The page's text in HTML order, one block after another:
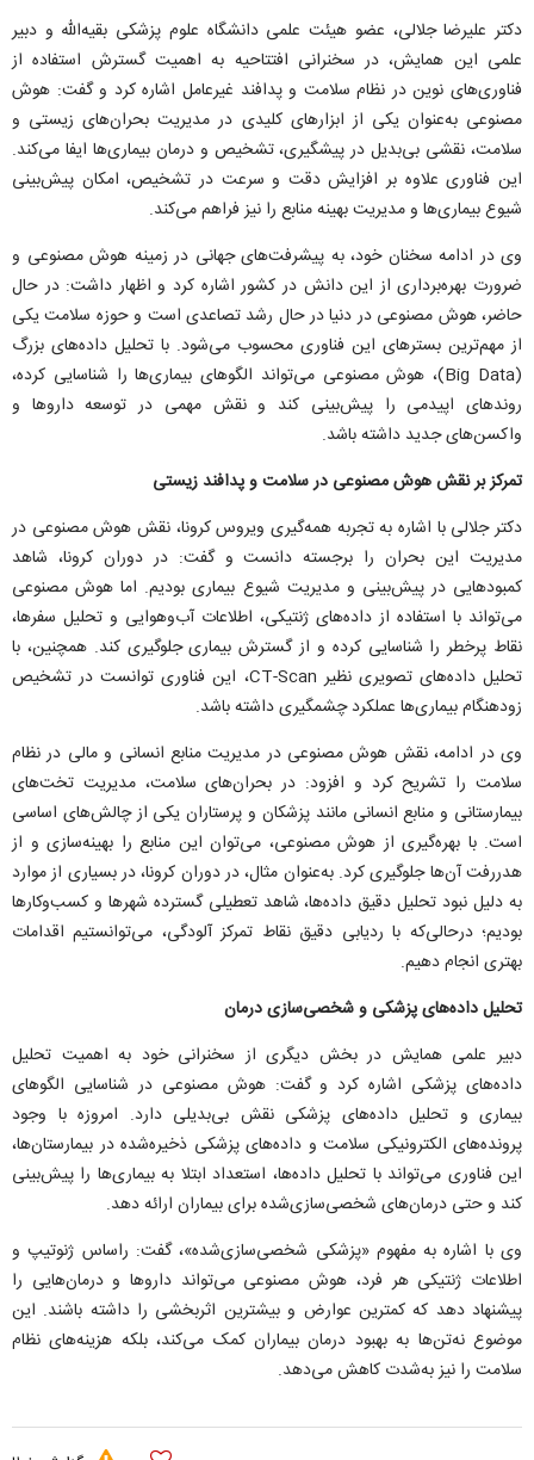
دکتر علیرضا جلالی، عضو هیئت علمی دانشگاه علوم پزشکی بقیه‌الله و دبیر
علمی این همایش، در سخنرانی افتتاحیه به اهمیت گسترش استفاده از
فناوری‌های نوین در نظام سلامت و پدافند غیرعامل اشاره کرد و گفت: هوش
مصنوعی به‌عنوان یکی از ابزار‌های کلیدی در مدیریت بحران‌های زیستی و
سلامت، نقشی بی‌بدیل در پیشگیری، تشخیص و درمان بیماری‌ها ایفا می‌کند.
این فناوری علاوه بر افزایش دقت و سرعت در تشخیص، امکان پیش‌بینی
شیوع بیماری‌ها و مدیریت بهینه منابع را نیز فراهم می‌کند.
وی در ادامه سخنان خود، به پیشرفت‌های جهانی در زمینه هوش مصنوعی و
ضرورت بهره‌برداری از این دانش در کشور اشاره کرد و اظهار داشت: در حال
حاضر، هوش مصنوعی در دنیا در حال رشد تصاعدی است و حوزه سلامت یکی
از مهم‌ترین بستر‌های این فناوری محسوب می‌شود. با تحلیل داده‌های بزرگ
(Big Data)، هوش مصنوعی می‌تواند الگو‌های بیماری‌ها را شناسایی کرده،
روند‌های اپیدمی را پیش‌بینی کند و نقش مهمی در توسعه دارو‌ها و
واکسن‌های جدید داشته باشد.
تمرکز بر نقش هوش مصنوعی در سلامت و پدافند زیستی
دکتر جلالی با اشاره به تجربه همه‌گیری ویروس کرونا، نقش هوش مصنوعی در
مدیریت این بحران را برجسته دانست و گفت: در دوران کرونا، شاهد
کمبود‌هایی در پیش‌بینی و مدیریت شیوع بیماری بودیم. اما هوش مصنوعی
می‌تواند با استفاده از داده‌های ژنتیکی، اطلاعات آب‌وهوایی و تحلیل سفرها،
نقاط پرخطر را شناسایی کرده و از گسترش بیماری جلوگیری کند. همچنین، با
تحلیل داده‌های تصویری نظیر CT-Scan، این فناوری توانست در تشخیص
زودهنگام بیماری‌ها عملکرد چشمگیری داشته باشد.
وی در ادامه، نقش هوش مصنوعی در مدیریت منابع انسانی و مالی در نظام
سلامت را تشریح کرد و افزود: در بحران‌های سلامت، مدیریت تخت‌های
بیمارستانی و منابع انسانی مانند پزشکان و پرستاران یکی از چالش‌های اساسی
است. با بهره‌گیری از هوش مصنوعی، می‌توان این منابع را بهینه‌سازی و از
هدررفت آن‌ها جلوگیری کرد. به‌عنوان مثال، در دوران کرونا، در بسیاری از موارد
به دلیل نبود تحلیل دقیق داده‌ها، شاهد تعطیلی گسترده شهر‌ها و کسب‌وکار‌ها
بودیم؛ درحالی‌که با ردیابی دقیق نقاط تمرکز آلودگی، می‌توانستیم اقدامات
بهتری انجام دهیم.
تحلیل داده‌های پزشکی و شخصی‌سازی درمان
دبیر علمی همایش در بخش دیگری از سخنرانی خود به اهمیت تحلیل
داده‌های پزشکی اشاره کرد و گفت: هوش مصنوعی در شناسایی الگو‌های
بیماری و تحلیل داده‌های پزشکی نقش بی‌بدیلی دارد. امروزه با وجود
پرونده‌های الکترونیکی سلامت و داده‌های پزشکی ذخیره‌شده در بیمارستان‌ها،
این فناوری می‌تواند با تحلیل داده‌ها، استعداد ابتلا به بیماری‌ها را پیش‌بینی
کند و حتی درمان‌های شخصی‌سازی‌شده برای بیماران ارائه دهد.
وی با اشاره به مفهوم «پزشکی شخصی‌سازی‌شده»، گفت: راساس ژنوتیپ و
اطلاعات ژنتیکی هر فرد، هوش مصنوعی می‌تواند دارو‌ها و درمان‌هایی را
پیشنهاد دهد که کمترین عوارض و بیشترین اثربخشی را داشته باشند. این
موضوع نه‌تن‌ها به بهبود درمان بیماران کمک می‌کند، بلکه هزینه‌های نظام
سلامت را نیز به‌شدت کاهش می‌دهد.